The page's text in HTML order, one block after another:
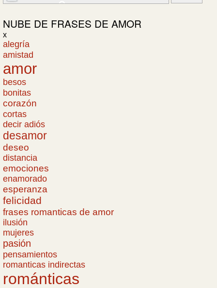
NUBE DE FRASES DE AMOR
x
alegría
amistad
amor
besos
bonitas
corazón
cortas
decir adiós
desamor
deseo
distancia
emociones
enamorado
esperanza
felicidad
frases romanticas de amor
ilusión
mujeres
pasión
pensamientos
romanticas indirectas
románticas